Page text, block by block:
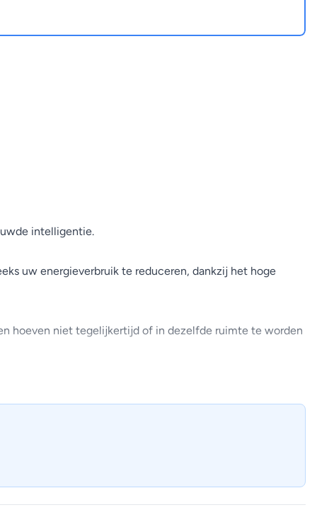
intelligentie.
uw energieverbruik te reduceren, dankzij het hoge
hoeven niet tegelijkertijd of in dezelfde ruimte te worden